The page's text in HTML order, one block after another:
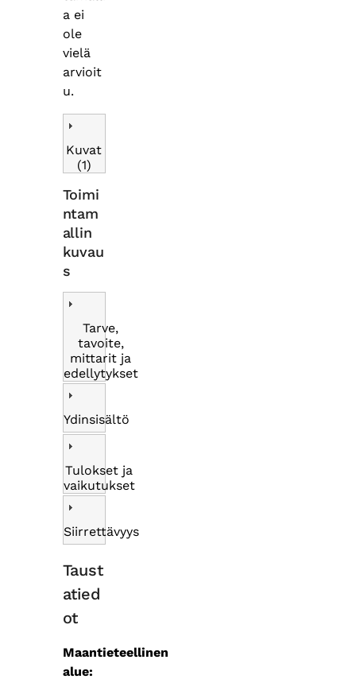
a ei
ole
vielä
arvioit
u.
Kuvat
(1)
Toimi
ntam
allin
kuvau
s
Tarve,
tavoite,
mittarit ja
edellytykset
Ydinsisältö
Tulokset ja
vaikutukset
Siirrettävyys
Taust
atied
ot
Maantieteellinen
alue